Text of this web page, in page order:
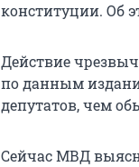
конституции. Об
Действие
по данным
депутатов, чем
Сейчас МВД